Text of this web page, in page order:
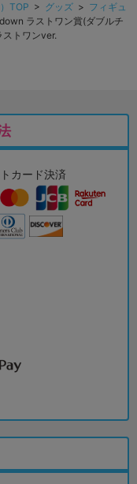
TOP > グッズ > フィギュ
ラストワン賞(ダブルチ
ストワンver.
カード決済